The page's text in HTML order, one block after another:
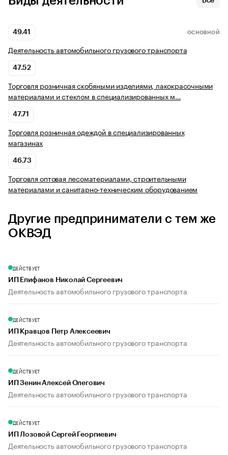
49.41 ОСНОВНОЙ
Деятельность автомобильного грузового транспорта
47.52
Торговля розничная скобяными изделиями, лакокрасочными
материалами и стеклом в специализированных м…
47.71
Торговля розничная одеждой в специализированных
магазинах
46.73
Торговля оптовая лесоматериалами, строительными
материалами и санитарно-техническим оборудованием
Другие предприниматели с тем же
ОКВЭД
ДЕЙСТВУЕТ
ИП Епифанов Николай Сергеевич
Деятельность автомобильного грузового транспорта
ДЕЙСТВУЕТ
ИП Кравцов Петр Алексеевич
Деятельность автомобильного грузового транспорта
ДЕЙСТВУЕТ
ИП Зенин Алексей Олегович
Деятельность автомобильного грузового транспорта
ДЕЙСТВУЕТ
ИП Лозовой Сергей Георгиевич
Деятельность автомобильного грузового транспорта